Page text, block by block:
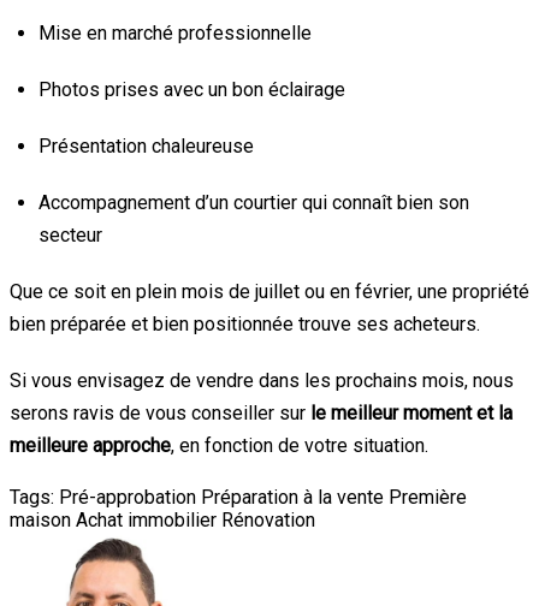
Mise en marché professionnelle
Photos prises avec un bon éclairage
Présentation chaleureuse
Accompagnement d’un courtier qui connaît bien son
secteur
Que ce soit en plein mois de juillet ou en février, une propriété
bien préparée et bien positionnée trouve ses acheteurs.
Si vous envisagez de vendre dans les prochains mois, nous
serons ravis de vous conseiller sur le meilleur moment et la
meilleure approche, en fonction de votre situation.
Tags: Pré-approbation Préparation à la vente Première
maison Achat immobilier Rénovation